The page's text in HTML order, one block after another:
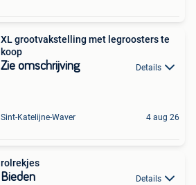
XL grootvakstelling met legroosters te
koop
Zie omschrijving Details
Sint-Katelijne-Waver 4 aug 26
rolrekjes
Bieden Details